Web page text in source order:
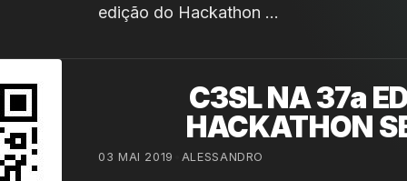
edição do Hackathon …
C3SL NA 37a
HACKATHON
03 MAI 2019 ALESSANDRO